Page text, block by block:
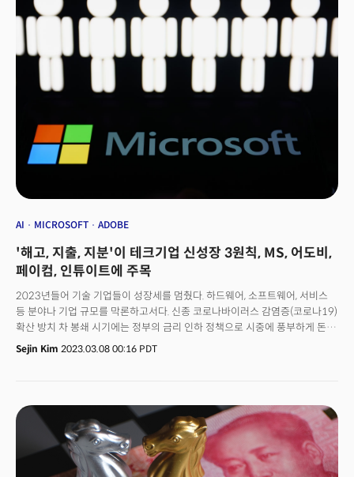
AI MICROSOFT ADOBE
'해고, 지출, 지분'이 테크기업 신성장 3원칙, MS, 어도비,
페이컴, 인튜이트에 주목
2023년들어 기술 기업들이 성장세를 멈췄다. 하드웨어, 소프트웨어, 서비스
등 분야나 기업 규모를 막론하고서다. 신종 코로나바이러스 감염증(코로나19)
확산 방치 차 봉쇄 시기에는 정부의 금리 인하 정책으로 시중에 풍부하게 돈이
풀렸고, 사람들이 집에 머무는 시간이 길어지면서 이들 기술기업들의
서비스가 크게 각광받았다. 하지만 코로나19 봉쇄가 끝난 후 상황은 달라졌다.
스트리밍 서비스 시장도 마찬가지다. 이에 반도체 제조업체들도 덩달아
타격을 입고 있다. 여기에 더해 정부의 반독점 규제, 스톡옵션 등으로 희석된
주식가치 등도 기술주들에 부담을 주고 있다는 평가다. 이에 기술 기업의
실적은 성장에서 나오지 않는다는 평가가 주류다. 해고 등 비용 통제와
주식환매 등으로 주식 가치 효율성을 높이는 기업이 살아남을 것이란
Sejin Kim 2023.03.08 00:16 PDT